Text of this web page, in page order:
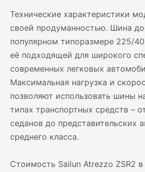
Технические характеристики
своей продуманностью. Шина
популярном типоразмере 225/40
её подходящей для широкого
современных легковых
Максимальная нагрузка и
позволяют использовать шины
типах транспортных средств –
седанов до представительских
среднего класса.
Стоимость Sailun Atrezzo ZSR2